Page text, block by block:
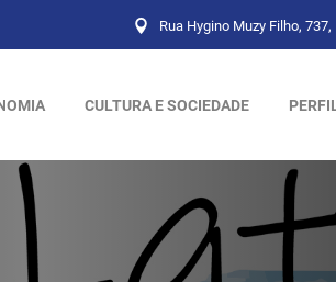
Rua Hygino Muzy Filho, 737,
CULTURA E SOCIEDADE